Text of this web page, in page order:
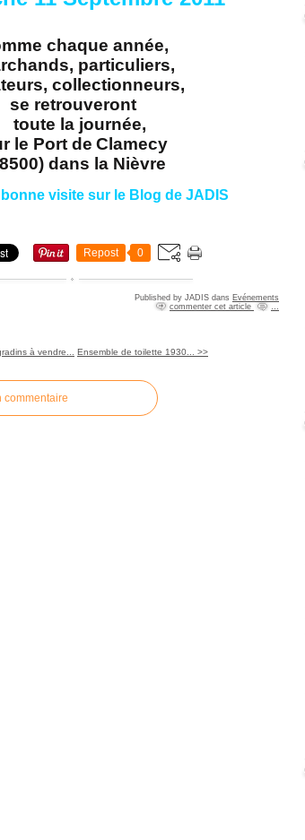
chaque année,
particuliers,
collectionneurs,
se retrouveront
toute la journée,
le Port de Clamecy
dans la Nièvre
visite sur le Blog de JADIS
Repost 0
Published by JADIS dans Evénements
commenter cet article
à vendre... Ensemble de toilette 1930... >>
commentaire